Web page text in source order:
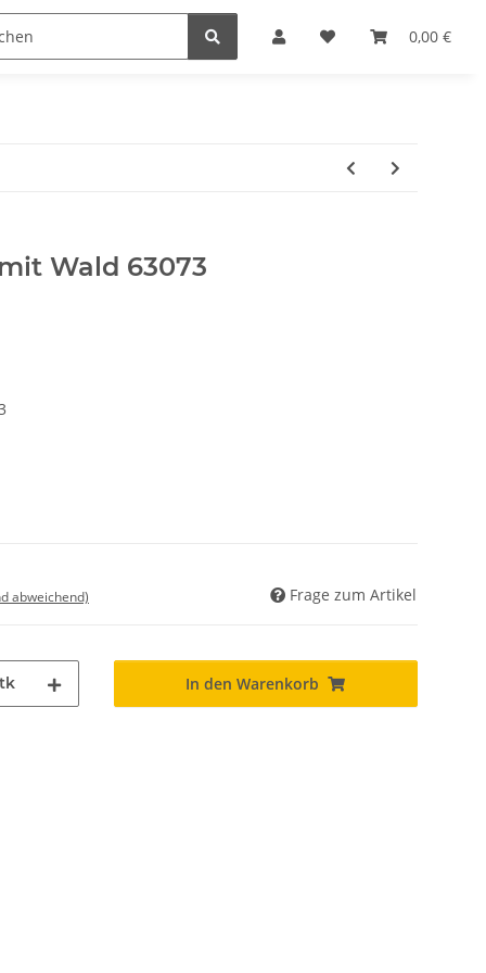
0,00 €
Krippenzubehör
Wald 63073
abweichend) Frage zum Artikel
In den Warenkorb